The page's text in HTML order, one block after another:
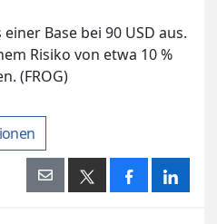
Base bei 90 USD aus.
Risiko von etwa 10 %
(FROG)